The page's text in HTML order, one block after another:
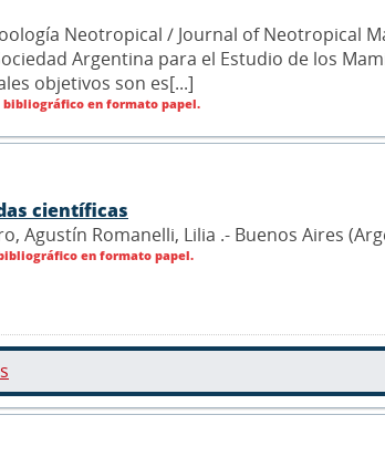
Neotropical / Journal of Neotropical
Argentina para el Estudio de los
objetivos son es[...]
en formato papel.
científicas
Agustín Romanelli, Lilia .- Buenos Aires
en formato papel.